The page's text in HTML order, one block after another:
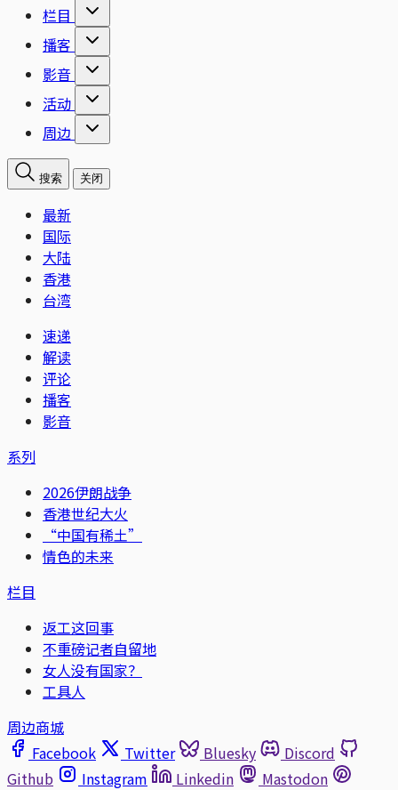
栏目
播客
影音
活动
周边
搜索 关闭
最新
国际
大陆
香港
台湾
速递
解读
评论
播客
影音
系列
2026伊朗战争
香港世纪大火
“中国有稀土”
情色的未来
栏目
返工这回事
不重磅记者自留地
女人没有国家？
工具人
周边商城
Facebook
Twitter Bluesky
Discord
Github
Instagram Linkedin
Mastodon